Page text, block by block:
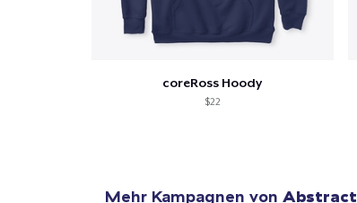
coreRoss Hoody
$22
Mehr Kampagnen von Abstract